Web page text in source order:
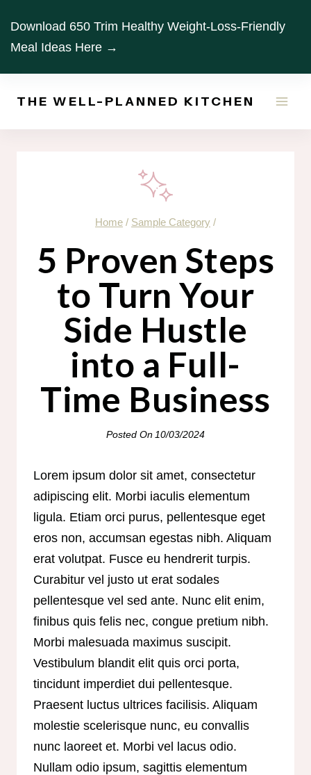
content
Download 650 Trim Healthy Weight-Loss-Friendly
Meal Ideas Here →
THE WELL-PLANNED KITCHEN
Home / Sample Category /
5 Proven Steps
to Turn Your
Side Hustle
into a Full-
Time Business
Posted On 10/03/2024
Lorem ipsum dolor sit amet, consectetur
adipiscing elit. Morbi iaculis elementum
ligula. Etiam orci purus, pellentesque eget
eros non, accumsan egestas nibh. Aliquam
erat volutpat. Fusce eu hendrerit turpis.
Curabitur vel justo ut erat sodales
pellentesque vel sed ante. Nunc elit enim,
finibus quis felis nec, congue pretium nibh.
Morbi malesuada maximus suscipit.
Vestibulum blandit elit quis orci porta,
tincidunt imperdiet dui pellentesque.
Praesent luctus ultrices facilisis. Aliquam
molestie scelerisque nunc, eu convallis
nunc laoreet et. Morbi vel lacus odio.
Nullam odio ipsum, sagittis elementum